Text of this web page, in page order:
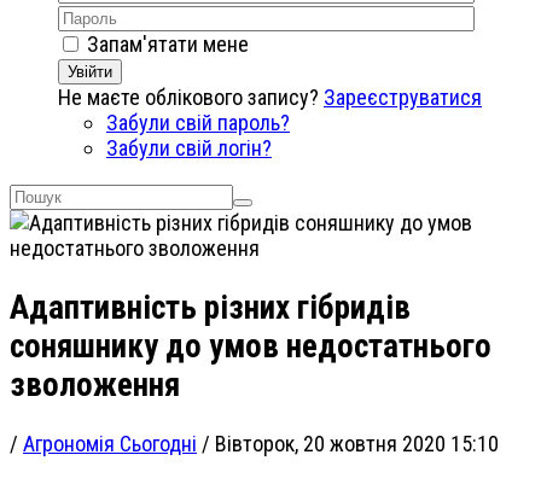
Запам'ятати мене
Увійти
Не маєте облікового запису? Зареєструватися
Забули свій пароль?
Забули свій логін?
Адаптивність різних гібридів
соняшнику до умов недостатнього
зволоження
/ Агрономія Сьогодні / Вівторок, 20 жовтня 2020 15:10